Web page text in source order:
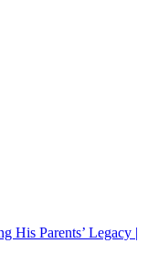
His Parents’ Legacy |